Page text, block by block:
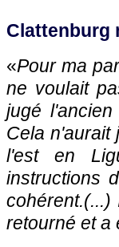
Clattenburg
«Pour ma
ne voulait
jugé
Cela n'aurait
l'est en
instructions
retourné et a